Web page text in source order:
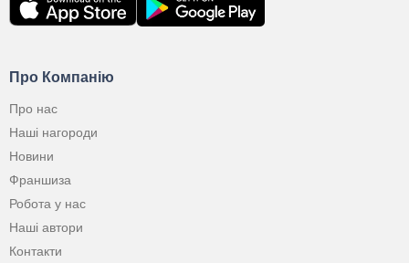
Про Компанію
Про нас
Наші нагороди
Новини
Франшиза
Робота у нас
Наші автори
Контакти